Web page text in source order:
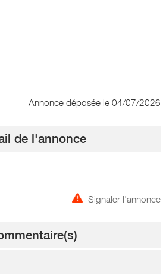
Annonce déposée le 04/07/2026
de l'annonce
Signaler l'annonce